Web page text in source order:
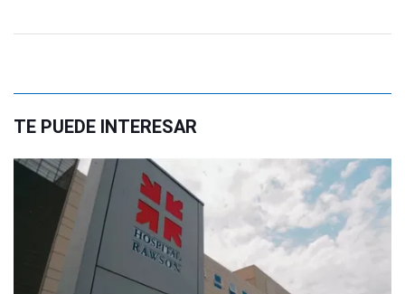
TE PUEDE INTERESAR